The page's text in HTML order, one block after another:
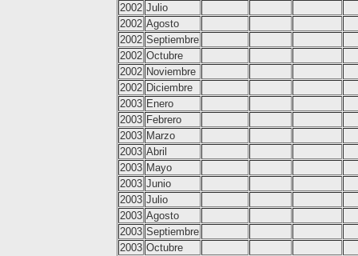
2002 Julio
2002 Agosto
2002 Septiembre
2002 Octubre
2002 Noviembre
2002 Diciembre
2003 Enero
2003 Febrero
2003 Marzo
2003 Abril
2003 Mayo
2003 Junio
2003 Julio
2003 Agosto
2003 Septiembre
2003 Octubre